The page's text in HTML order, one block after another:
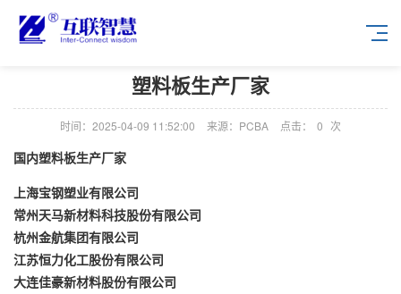
塑料板生产厂家
时间：2025-04-09 11:52:00 来源：PCBA 点击： 0 次
国内塑料板生产厂家
上海宝钢塑业有限公司
常州天马新材料科技股份有限公司
杭州金航集团有限公司
江苏恒力化工股份有限公司
大连佳豪新材料股份有限公司